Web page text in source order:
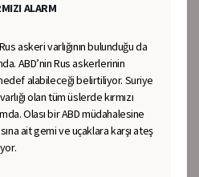
ALARM
askeri varlığının bulunduğu da
ABD’nin Rus askerlerinin
alabileceği belirtiliyor. Suriye
olan tüm üslerde kırmızı
Olası bir ABD müdahalesine
ait gemi ve uçaklara karşı ateş